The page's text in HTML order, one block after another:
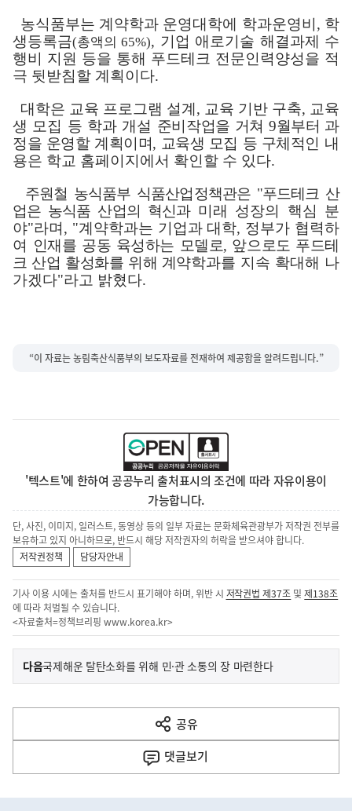
농식품부는 계약학과 운영대학에 학과운영비, 학
생등록금(총액의65%), 기업 애로기술 해결과제 수
행비 지원 등을 통해 푸드테크 전문인력양성을 적
극 뒷받침할 계획이다.
대학은 교육 프로그램 설계, 교육 기반 구축, 교육
생 모집 등 학과 개설 준비작업을 거쳐9월부터 과
정을 운영할 계획이며, 교육생 모집 등 구체적인 내
용은 학교 홈페이지에서 확인할 수 있다.
주원철 농식품부 식품산업정책관은 "푸드테크 산
업은 농식품 산업의 혁신과 미래 성장의 핵심 분
야"라며, "계약학과는 기업과 대학, 정부가 협력하
여 인재를 공동 육성하는 모델로, 앞으로도 푸드테
크 산업 활성화를 위해 계약학과를 지속 확대해 나
가겠다"라고 밝혔다.
“이 자료는 농림축산식품부의 보도자료를 전재하여 제공함을 알려드립니다.”
'텍스트'에 한하여 공공누리 출처표시의 조건에 따라 자유이용이
가능합니다.
단, 사진, 이미지, 일러스트, 동영상 등의 일부 자료는 문화체육관광부가 저작권 전부를
보유하고 있지 아니하므로, 반드시 해당 저작권자의 허락을 받으셔야 합니다.
저작권정책
담당자안내
기사 이용 시에는 출처를 반드시 표기해야 하며, 위반 시 저작권법 제37조 및제138조
에 따라 처벌될 수 있습니다.
<자료출처=정책브리핑 www.korea.kr>
이
전
다
음
다음기
사
국제해운 탈탄소화를 위해 민·관 소통의 장 마련한다
공유
열
기
댓글보기